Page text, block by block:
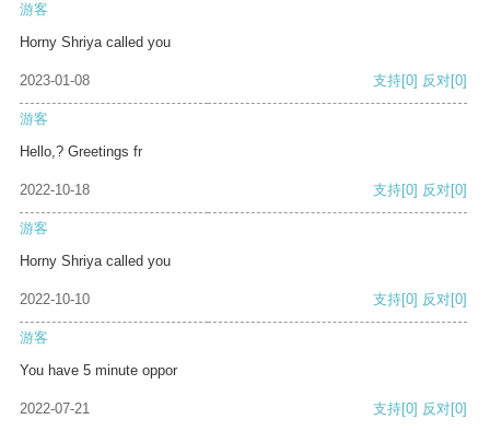
游客
Horny Shriya called you
2023-01-08 支持[0] 反对[0]
游客
Hello,? Greetings fr
2022-10-18 支持[0] 反对[0]
游客
Horny Shriya called you
2022-10-10 支持[0] 反对[0]
游客
You have 5 minute oppor
2022-07-21 支持[0] 反对[0]